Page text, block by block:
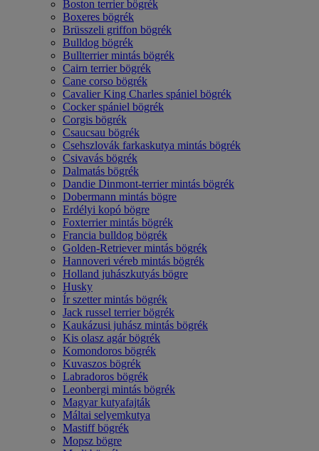
Boston terrier bögrék
Boxeres bögrék
Brüsszeli griffon bögrék
Bulldog bögrék
Bullterrier mintás bögrék
Cairn terrier bögrék
Cane corso bögrék
Cavalier King Charles spániel bögrék
Cocker spániel bögrék
Corgis bögrék
Csaucsau bögrék
Csehszlovák farkaskutya mintás bögrék
Csivavás bögrék
Dalmatás bögrék
Dandie Dinmont-terrier mintás bögrék
Dobermann mintás bögre
Erdélyi kopó bögre
Foxterrier mintás bögrék
Francia bulldog bögrék
Golden-Retriever mintás bögrék
Hannoveri véreb mintás bögrék
Holland juhászkutyás bögre
Husky
Ír szetter mintás bögrék
Jack russel terrier bögrék
Kaukázusi juhász mintás bögrék
Kis olasz agár bögrék
Komondoros bögrék
Kuvaszos bögrék
Labradoros bögrék
Leonbergi mintás bögrék
Magyar kutyafajták
Máltai selyemkutya
Mastiff bögrék
Mopsz bögre